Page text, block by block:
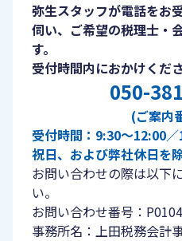
弥生スタッフが電話をお
伺い、ご希望の税理士・
す。
受付時間内におかけくださ
050-
(ご案内
受付時間：9:30〜12:00
祝日、および弊社休日を除
お問い合わせの際は以下
い。
お問い合わせ番号：
事務所名：上田税務会計